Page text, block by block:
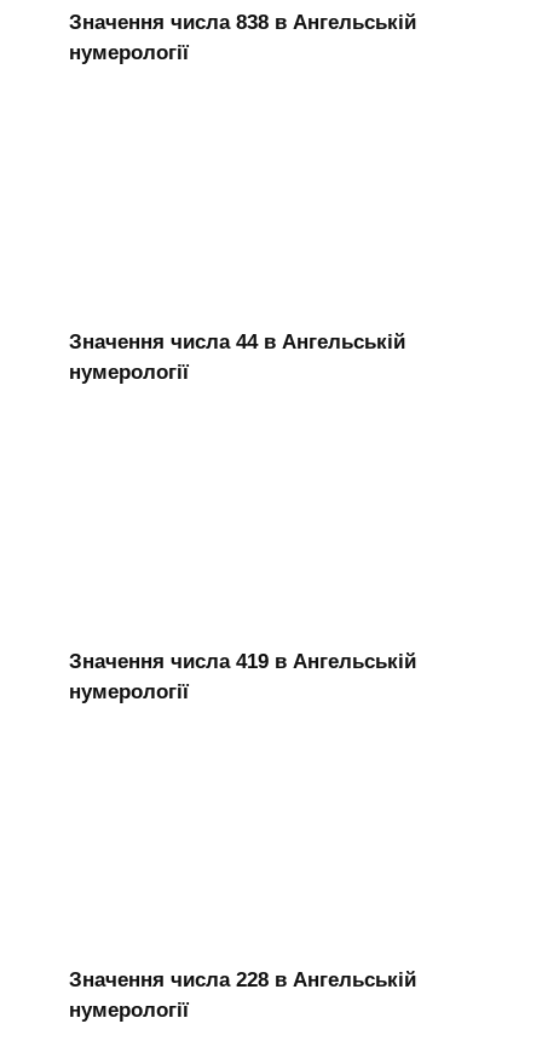
Значення числа 838 в Ангельській
нумерології
Значення числа 44 в Ангельській
нумерології
Значення числа 419 в Ангельській
нумерології
Значення числа 228 в Ангельській
нумерології